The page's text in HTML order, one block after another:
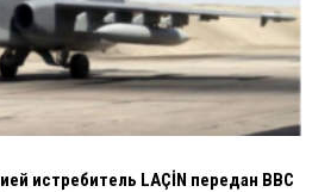
истребитель LAÇİN передан ВВС